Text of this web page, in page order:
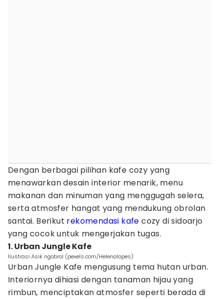
Dengan berbagai pilihan kafe cozy yang
menawarkan desain interior menarik, menu
makanan dan minuman yang menggugah selera,
serta atmosfer hangat yang mendukung obrolan
santai. Berikut rekomendasi kafe cozy di sidoarjo
yang cocok untuk mengerjakan tugas.
1. Urban Jungle Kafe
Ilustrasi Asik ngobrol (pexels.com/Helenalopes)
Urban Jungle Kafe mengusung tema hutan urban.
Interiornya dihiasi dengan tanaman hijau yang
rimbun, menciptakan atmosfer seperti berada di